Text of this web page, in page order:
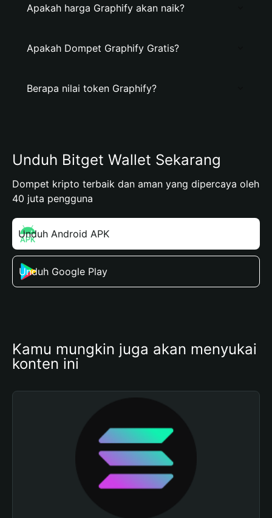
Apakah harga Graphify akan naik?
Apakah Dompet Graphify Gratis?
Berapa nilai token Graphify?
Unduh Bitget Wallet Sekarang
Dompet kripto terbaik dan aman yang dipercaya oleh
40 juta pengguna
Unduh Android APK
Unduh Google Play
Kamu mungkin juga akan menyukai
konten ini